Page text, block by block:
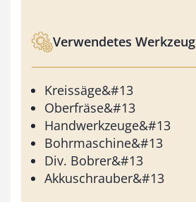
Verwendetes Werkzeug
Kreissäge&#13
Oberfräse&#13
Handwerkzeuge&#13
Bohrmaschine&#13
Div. Bobrer&#13
Akkuschrauber&#13